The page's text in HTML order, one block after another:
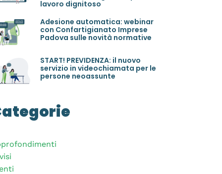
lavoro dignitoso
Adesione automatica: webinar
con Confartigianato Imprese
Padova sulle novità normative
START! PREVIDENZA: il nuovo
servizio in videochiamata per le
persone neoassunte